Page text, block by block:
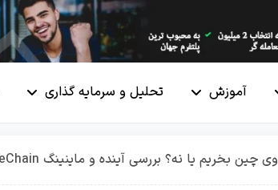
آموزش تحلیل و سرمایه گذاری
وی چین بخریم یا نه؟ بررسی آینده و ماینینگ VeChain